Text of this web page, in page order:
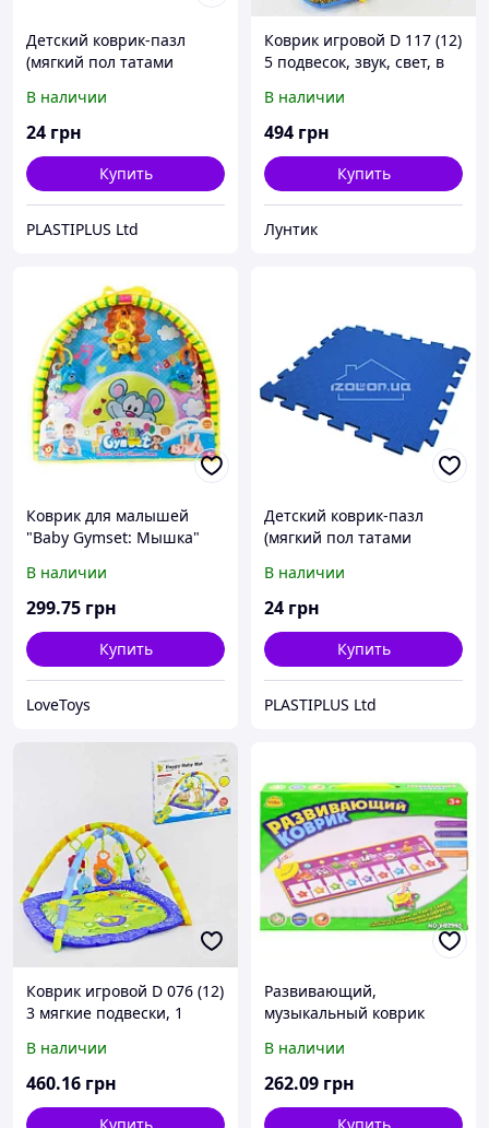
Детский коврик-пазл
(мягкий пол татами
EVA SPORT 300х300х10мм,
бирюзовый
В наличии
24 грн
Купить
PLASTIPLUS Ltd
Коврик игровой D 117 (12)
5 подвесок, звук, свет, в
В наличии
494 грн
Купить
Лунтик
Коврик для малышей
"Baby Gymset: Мышка"
В наличии
299.75 грн
Купить
LoveToys
Детский коврик-пазл
(мягкий пол татами
EVA SPORT 300х300х10мм,
синий
В наличии
24 грн
Купить
PLASTIPLUS Ltd
Коврик игровой D 076 (12)
3 мягкие подвески, 1
подсветкой, 1 зеркало, в
коробке
В наличии
460.16 грн
Развивающий,
музыкальный коврик
В наличии
262.09 грн